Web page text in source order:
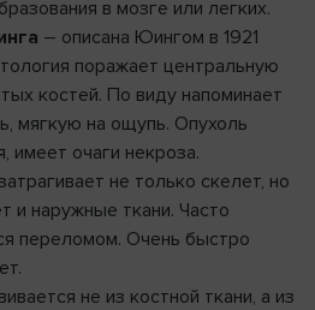
в мозге или легких.
– описана Юингом в 1921
поражает центральную
костей. По виду напоминает
мягкую на ощупь. Опухоль
имеет очаги некроза.
не только скелет, но
и наружные ткани. Часто
переломом. Очень быстро
не из костной ткани, а из